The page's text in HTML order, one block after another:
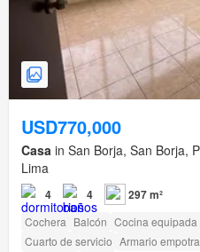
USD770,000
Casa in San Borja, San Borja,
Lima
4 4 297 m²
Cochera Balcón Cocina equipada
Cuarto de servicio Armario